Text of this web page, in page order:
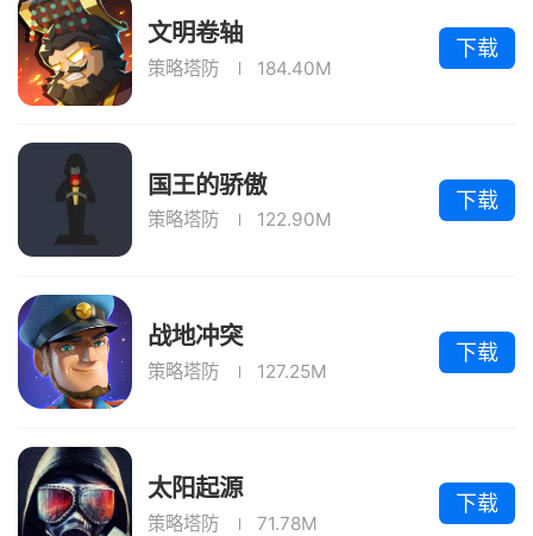
文明卷轴
策略塔防 184.40M
下载
国王的骄傲
策略塔防 122.90M
下载
战地冲突
策略塔防 127.25M
下载
太阳起源
策略塔防 71.78M
下载